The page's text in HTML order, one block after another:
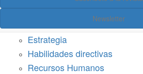
Newsletter
Estrategia
Habilidades directivas
Recursos Humanos